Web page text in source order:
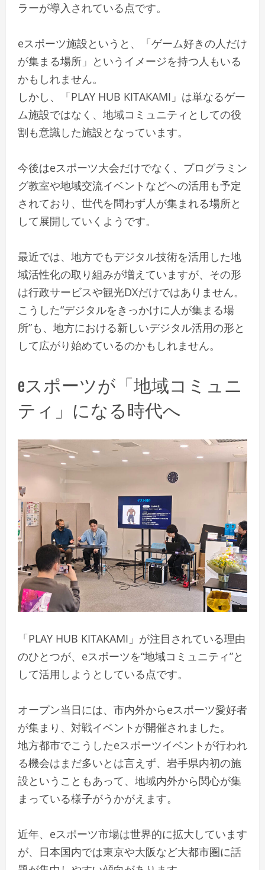
ラーが導入されている点です。
eスポーツ施設というと、「ゲーム好きの人だけ
が集まる場所」というイメージを持つ人もいる
かもしれません。
しかし、「PLAY HUB KITAKAMI」は単なるゲー
ム施設ではなく、地域コミュニティとしての役
割も意識した施設となっています。
今後はeスポーツ大会だけでなく、プログラミン
グ教室や地域交流イベントなどへの活用も予定
されており、世代を問わず人が集まれる場所と
して展開していくようです。
最近では、地方でもデジタル技術を活用した地
域活性化の取り組みが増えていますが、その形
は行政サービスや観光DXだけではありません。
こうした“デジタルをきっかけに人が集まる場
所”も、地方における新しいデジタル活用の形と
して広がり始めているのかもしれません。
eスポーツが「地域コミュニ
ティ」になる時代へ
「PLAY HUB KITAKAMI」が注目されている理由
のひとつが、eスポーツを“地域コミュニティ”と
して活用しようとしている点です。
オープン当日には、市内外からeスポーツ愛好者
が集まり、対戦イベントが開催されました。
地方都市でこうしたeスポーツイベントが行われ
る機会はまだ多いとは言えず、岩手県内初の施
設ということもあって、地域内外から関心が集
まっている様子がうかがえます。
近年、eスポーツ市場は世界的に拡大しています
が、日本国内では東京や大阪など大都市圏に話